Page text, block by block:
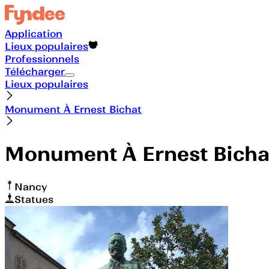
Application
Lieux populaires
Professionnels
Télécharger
Lieux populaires
Monument À Ernest Bichat
Monument À Ernest
Nancy
Statues